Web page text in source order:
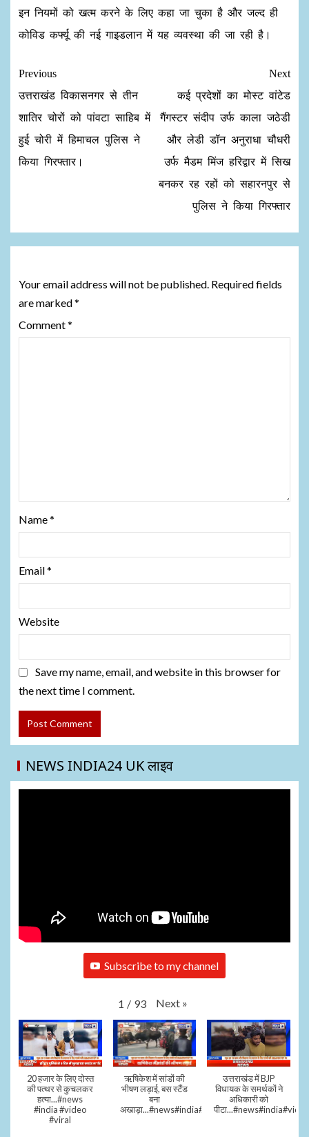
इन नियमों को खत्म करने के लिए कहा जा चुका है और जल्द ही
कोविड कर्फ्यू की नई गाइडलान में यह व्यवस्था की जा रही है।
Previous
उत्तराखंड विकासनगर से तीन
शातिर चोरों को पांवटा साहिब में
हुई चोरी में हिमाचल पुलिस ने
किया गिरफ्तार।
Next
कई प्रदेशों का मोस्ट वांटेड
गैंगस्टर संदीप उर्फ काला जठेडी
और लेडी डॉन अनुराधा चौधरी
उर्फ मैडम मिंज हरिद्वार में सिख
बनकर रह रहों को सहारनपुर से
पुलिस ने किया गिरफ्तार
Your email address will not be published. Required fields
are marked*
Comment*
Name*
Email*
Website
Save my name, email, and website in this browser for
the next time I comment.
NEWS INDIA24 UK लाइव
Subscribe to my channel
1 / 93 Next »
20 हजार के लिए दोस्त
की पत्थर से कुचलकर
हत्या...#news
#india #video
#viral
ऋषिकेश में सांडों की
भीषण लड़ाई, बस स्टैंड
बना
अखाड़ा...#news#india#video#viral
उत्तराखंड में BJP
विधायक के समर्थकों ने
अधिकारी को